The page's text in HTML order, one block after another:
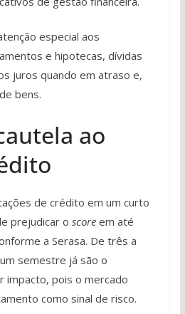
especial aos
e hipotecas, dívidas
juros quando em atraso e,
bens.
ao
de crédito em um curto
prejudicar o scoreem até
a Serasa. De três a
semestre já são o
impacto, pois o mercado
como sinal de risco.